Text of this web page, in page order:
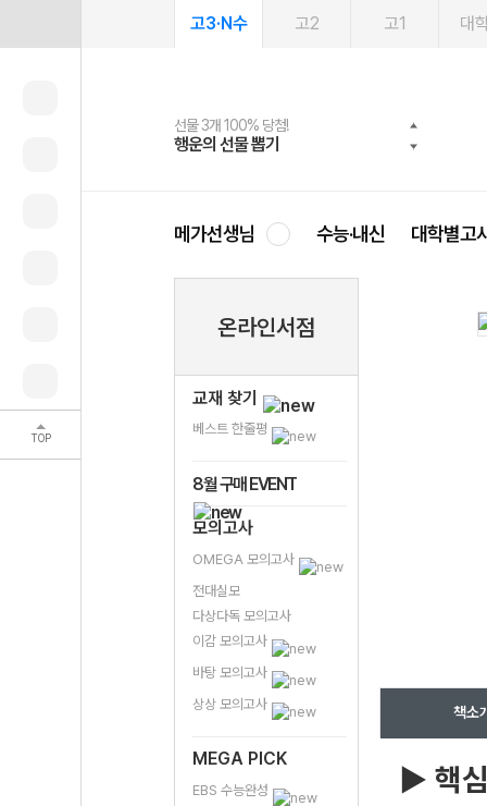
TOP
고3·N수 고2 고1 대
선물 3개 100% 당첨!
행운의 선물 뽑기
선물 100% 증정!
메가스터디 X 올리브
여름방학 스터디 캐시백
메가런 썸머스쿨
2027 러셀 단과
강사 공개선발
스마트러닝앱
설문 EVENT
메가패스
3일 무료 체험권
메가패스 수강생 무료혜택!
메가클럽 멤버십
사회공헌 캠페인
희망이룸 메가나눔
메가선생님 수능·내신 대학별고
온라인서점
교재 찾기
베스트 한줄평
8월 구매 EVENT
모의고사
OMEGA 모의고사
전대실모
다상다독 모의고사
이감 모의고사
바탕 모의고사
상상 모의고사
MEGA PICK
EBS 수능완성
책소
▶ 핵